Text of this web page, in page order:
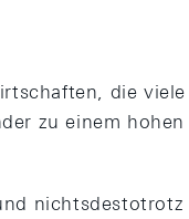
die
zu einem